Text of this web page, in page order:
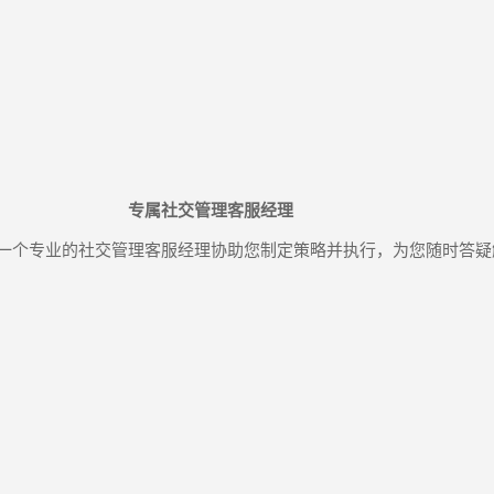
专属社交管理客服经理
个专业的社交管理客服经理协助您制定策略并执行，为您随时答